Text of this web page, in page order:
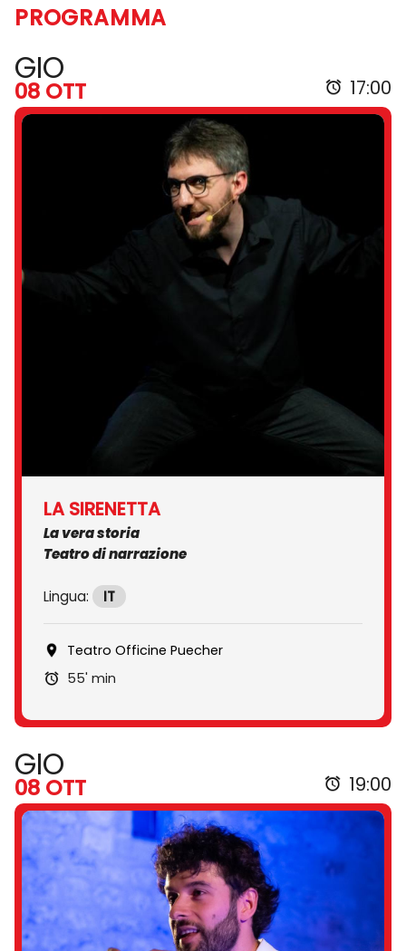
PROGRAMMA
GIO
08 OTT 17:00
LA SIRENETTA
La vera storia
Teatro di narrazione
Lingua: IT
Teatro Officine Puecher
55' min
GIO
08 OTT 19:00